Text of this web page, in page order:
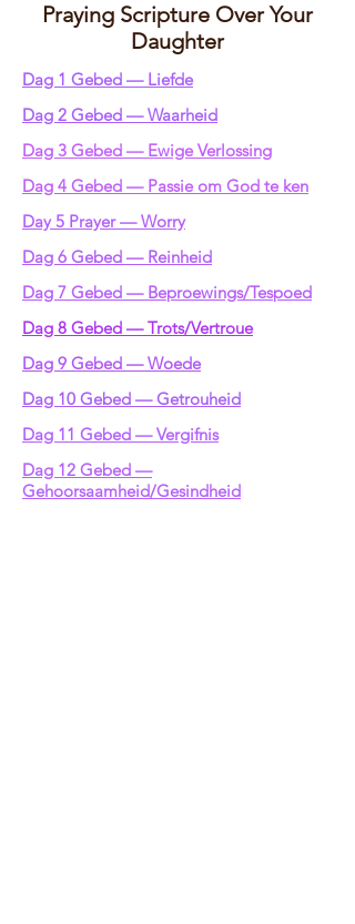
Praying Scripture Over Your
Daughter
Dag 1 Gebed — Liefde
Dag 2 Gebed — Waarheid
Dag 3 Gebed — Ewige Verlossing
Dag 4 Gebed — Passie om God te ken
Day 5 Prayer — Worry
Dag 6 Gebed — Reinheid
Dag 7 Gebed — Beproewings/Tespoed
Dag 8 Gebed — Trots/Vertroue
Dag 9 Gebed — Woede
Dag 10 Gebed — Getrouheid
Dag 11 Gebed — Vergifnis
Dag 12 Gebed —
Gehoorsaamheid/Gesindheid